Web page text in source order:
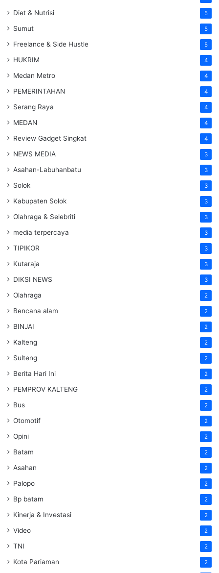
Diet & Nutrisi 5
Sumut 5
Freelance & Side Hustle 5
HUKRIM 4
Medan Metro 4
PEMERINTAHAN 4
Serang Raya 4
MEDAN 4
Review Gadget Singkat 4
NEWS MEDIA 3
Asahan-Labuhanbatu 3
Solok 3
Kabupaten Solok 3
Olahraga & Selebriti 3
media terpercaya 3
TIPIKOR 3
Kutaraja 3
DIKSI NEWS 3
Olahraga 2
Bencana alam 2
BINJAI 2
Kalteng 2
Sulteng 2
Berita Hari Ini 2
PEMPROV KALTENG 2
Bus 2
Otomotif 2
Opini 2
Batam 2
Asahan 2
Palopo 2
Bp batam 2
Kinerja & Investasi 2
Video 2
TNI 2
Kota Pariaman 2